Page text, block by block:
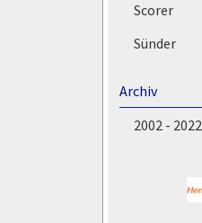
Scorer
Sünder
Archiv
2002 - 2022